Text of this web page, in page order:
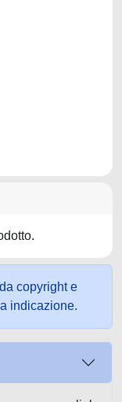
copyright e
indicazione.